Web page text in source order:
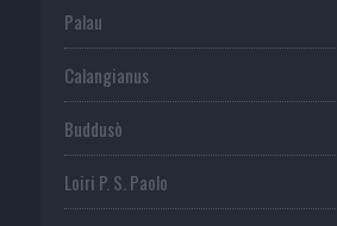
Palau
Calangianus
Buddusò
Loiri P. S. Paolo